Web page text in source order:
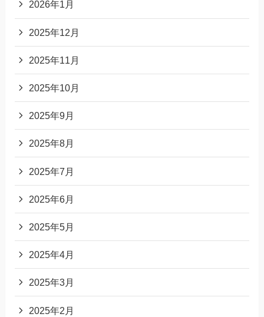
2026年1月
2025年12月
2025年11月
2025年10月
2025年9月
2025年8月
2025年7月
2025年6月
2025年5月
2025年4月
2025年3月
2025年2月